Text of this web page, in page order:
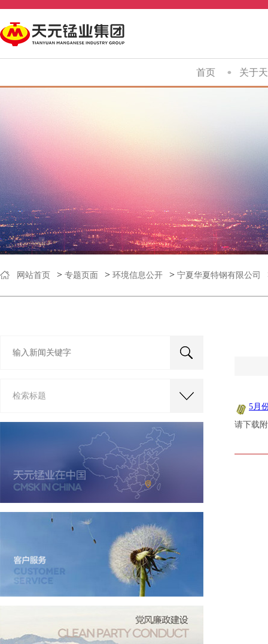
首页 关于
网站首页 > 专题页面 > 环境信息公开 > 宁夏华夏特钢有限公司
检索标题
5月
请下载